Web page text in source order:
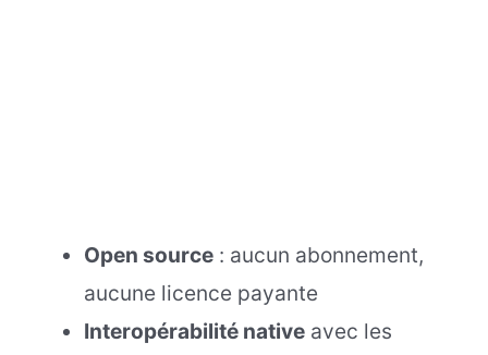
Open source : aucun abonnement,
aucune licence payante
Interopérabilité native avec les